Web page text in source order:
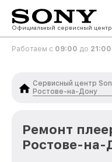
Официальный сервисный центр
Работаем с 09:00 до 21:00
Сервисный центр
Ростове-на-Дону
Ремонт
Ростове-на-